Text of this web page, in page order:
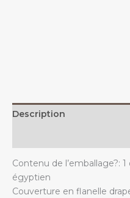
Description
Contenu de l’emballage?:
égyptien
Couverture en flanelle